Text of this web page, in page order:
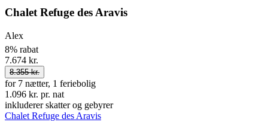
Chalet Refuge des Aravis
Alex
8% rabat
7.674 kr.
8.355 kr.
for 7 nætter, 1 feriebolig
1.096 kr. pr. nat
inkluderer skatter og gebyrer
Chalet Refuge des Aravis